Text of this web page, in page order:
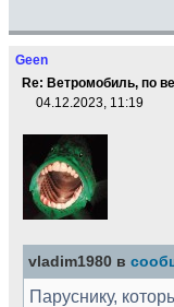
Geen
Re: Ветромобиль, по
04.12.2023, 11:19
vladim1980 в
Паруснику,